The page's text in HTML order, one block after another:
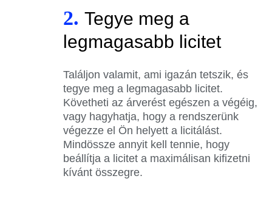
2. Tegye meg a
legmagasabb licitet
Találjon valamit, ami igazán tetszik, és
tegye meg a legmagasabb licitet.
Követheti az árverést egészen a végéig,
vagy hagyhatja, hogy a rendszerünk
végezze el Ön helyett a licitálást.
Mindössze annyit kell tennie, hogy
beállítja a licitet a maximálisan kifizetni
kívánt összegre.